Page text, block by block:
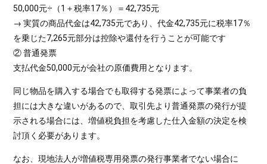
50,000元÷（1＋税率17％）＝42,735元
→ 実質の商品代金は42,735元であり、代金42,735元に税率17％
を乗じた7,265元部分は控除や還付を行うことが可能です
② 普通発票
支払代金50,000元が会社の原価費用となります。
同じ物品を購入する場合でも取得する発票によって事業者の負
担には大きな違いがあるので、取引先より普通発票の発行が提
示される場合には、増値税負担を考慮した仕入金額の決定を検
討頂く必要があります。
なお、現地法人が増値税専用発票の発行事業者でない場合に